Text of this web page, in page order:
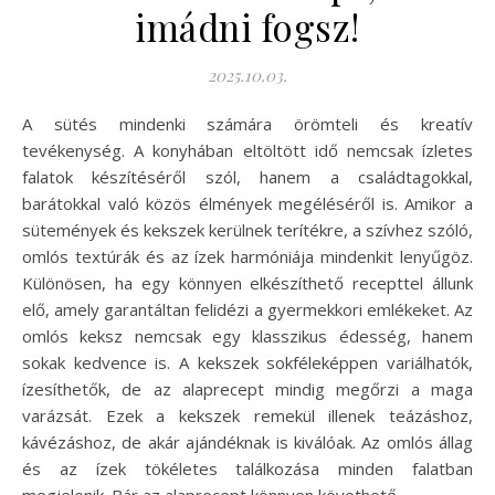
imádni fogsz!
2025.10.03.
A sütés mindenki számára örömteli és kreatív
tevékenység. A konyhában eltöltött idő nemcsak ízletes
falatok készítéséről szól, hanem a családtagokkal,
barátokkal való közös élmények megéléséről is. Amikor a
sütemények és kekszek kerülnek terítékre, a szívhez szóló,
omlós textúrák és az ízek harmóniája mindenkit lenyűgöz.
Különösen, ha egy könnyen elkészíthető recepttel állunk
elő, amely garantáltan felidézi a gyermekkori emlékeket. Az
omlós keksz nemcsak egy klasszikus édesség, hanem
sokak kedvence is. A kekszek sokféleképpen variálhatók,
ízesíthetők, de az alaprecept mindig megőrzi a maga
varázsát. Ezek a kekszek remekül illenek teázáshoz,
kávézáshoz, de akár ajándéknak is kiválóak. Az omlós állag
és az ízek tökéletes találkozása minden falatban